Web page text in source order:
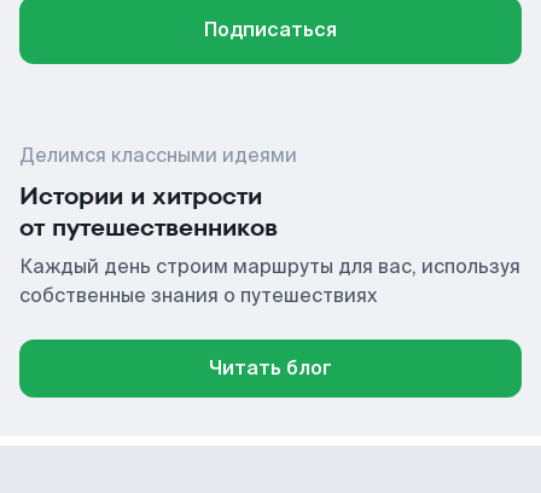
Подписаться
Делимся классными идеями
Истории и хитрости
от путешественников
Каждый день строим маршруты для вас, используя
собственные знания о путешествиях
Читать блог